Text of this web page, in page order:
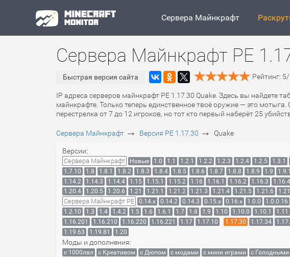
Сервера Майнкрафт
Сервера Майнкрафт PE
Быстрая версия сайта Рейтинг: 5/
IP адреса серверов майнкрафт PE 1.17.30 Quake. Здесь вы найдете
майнкрафте. Только теперь единственное твоё оружие — это
перестрелка от 7 до 12 игроков, но тот кто первый наберёт 25
Сервера Майнкрафт → Версия PE 1.17.30 → Quake
Версии:
Сервера Майнкрафт Новые 1.0 1.1 1.2.1 1.2.2 1.2.3 1.2.4 1.2.5 1.3.1
1.7.10
1.8 1.8.1 1.8.2 1.8.3 1.8.4 1.8.5 1.8.6 1.8.7 1.8.8 1.8.9 1.9 1.9.1
1.14.2
1.14.3 1.14.4 1.15 1.15.1 1.15.2 1.16 1.16.1 1.16.2 1.16.3 1.16.4
1.20.4
1.20.5 1.20.6 1.21 1.21.1 1.21.2 1.21.3 1.21.4 1.21.5 1.21.6
Сервера Майнкрафт PE 0.14.x 0.14.2 0.14.3 0.15.x 0.16.x 1.0.0 1.0.0.16
1.2.10
1.3 1.4 1.4.2 1.5 1.6 1.6.1 1.7 1.8 1.9 1.10 1.10.0 1.10.1 1.11
1.16.201
1.16.210 1.16.220 1.16.221 1.17 1.17.10 1.17.30 1.17.34
1.19.63
1.19.81 1.20
Моды и дополнения:
с 1000лвл c Креативом с Дюпом с модами с мини играми с Голодными